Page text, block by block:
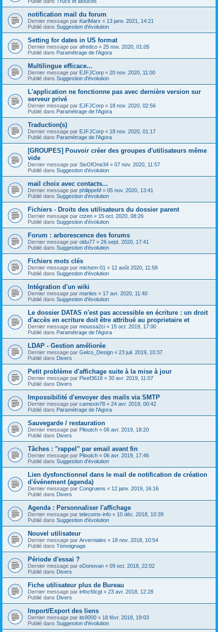
notification mail du forum
Dernier message par KarlMarx « 13 janv. 2021, 14:21
Publié dans Suggestion d'évolution
Setting for dates in US format
Dernier message par afredco « 25 nov. 2020, 01:05
Publié dans Paramétrage de l'Agora
Multilingue efficace...
Dernier message par EJFJCorp « 20 nov. 2020, 11:00
Publié dans Suggestion d'évolution
L'application ne fonctionne pas avec dernière version sur
serveur privé
Dernier message par EJFJCorp « 18 nov. 2020, 02:56
Publié dans Paramétrage de l'Agora
Traduction(s)
Dernier message par EJFJCorp « 18 nov. 2020, 01:17
Publié dans Paramétrage de l'Agora
[GROUPES] Pouvoir créer des groupes d'utilisateurs même
vide
Dernier message par SixOfOne34 « 07 nov. 2020, 11:57
Publié dans Suggestion d'évolution
mail choix avec contacts...
Dernier message par philippeM « 05 nov. 2020, 13:41
Publié dans Suggestion d'évolution
Fichiers - Droits des utilisateurs du dossier parent
Dernier message par ctzen « 15 oct. 2020, 08:26
Publié dans Suggestion d'évolution
Forum : arborescence des forums
Dernier message par oldu77 « 26 sept. 2020, 17:41
Publié dans Suggestion d'évolution
Fichiers mots clés
Dernier message par michem-01 « 12 août 2020, 11:58
Publié dans Suggestion d'évolution
Intégration d'un wiki
Dernier message par marties « 17 avr. 2020, 11:40
Publié dans Suggestion d'évolution
Le dossier DATAS n'est pas accessible en écriture : un droit
d'accès en ecriture doit être attribué au proprietaire et
Dernier message par moussa2ci « 15 oct. 2019, 17:00
Publié dans Paramétrage de l'Agora
LDAP - Gestion améliorée
Dernier message par Gelco_Design « 23 juil. 2019, 10:37
Publié dans Divers
Petit problème d'affichage suite à la mise à jour
Dernier message par Pixef3618 « 30 avr. 2019, 11:07
Publié dans Divers
Impossibilité d'envoyer des mails via SMTP
Dernier message par camexin78 « 24 avr. 2019, 00:42
Publié dans Paramétrage de l'Agora
Sauvegarde / restauration
Dernier message par Piloutch « 06 avr. 2019, 18:20
Publié dans Divers
Tâches : "rappel" par email avant fin
Dernier message par Piloutch « 06 avr. 2019, 17:46
Publié dans Suggestion d'évolution
Lien dysfonctionnel dans le mail de notification de création
d'événement (agenda)
Dernier message par Congruens « 12 janv. 2019, 16:16
Publié dans Divers
Agenda : Personnaliser l'affichage
Dernier message par telecoms-info « 10 déc. 2018, 10:39
Publié dans Suggestion d'évolution
Nouvel utilisateur
Dernier message par Arverniales « 18 nov. 2018, 10:54
Publié dans Témoignage
Période d'essai ?
Dernier message par eDonovan « 09 oct. 2018, 22:02
Publié dans Divers
Fiche utilisateur plus de Bureau
Dernier message par infocfdcgt « 23 avr. 2018, 12:28
Publié dans Divers
Import/Export des liens
Dernier message par its9000 « 18 févr. 2018, 19:03
Publié dans Suggestion d'évolution